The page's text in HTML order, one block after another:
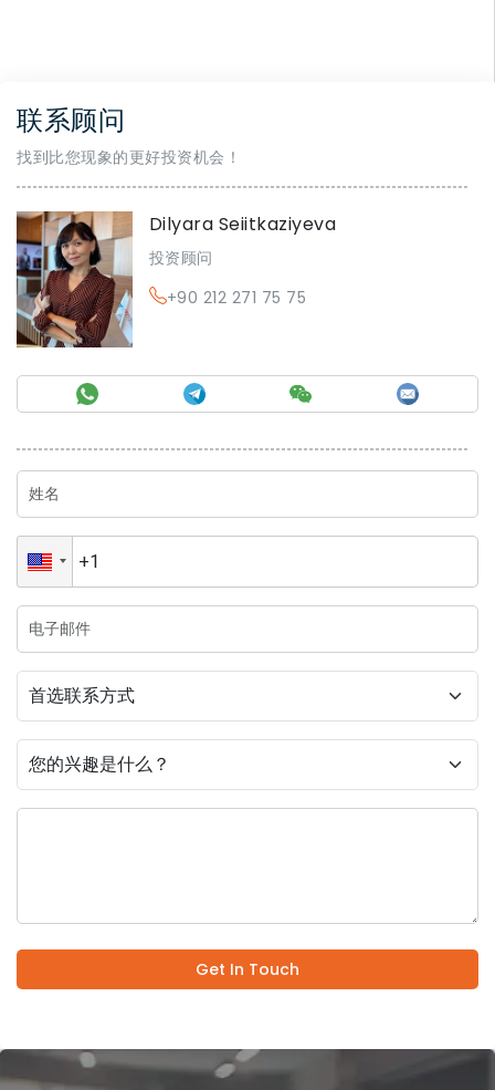
联系顾问
找到比您现象的更好投资机会！
Dilyara Seiitkaziyeva
投资顾问
+90 212 271 75 75
Get In Touch